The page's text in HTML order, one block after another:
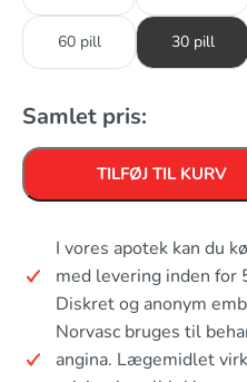
60 pill 30 pill
Samlet pris:
TILFØJ TIL KURV
I vores apotek kan du
med levering inden for
Diskret og anonym
Norvasc bruges til
angina. Lægemidlet